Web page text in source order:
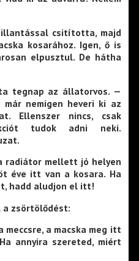
csitította, majd
kosarához. Igen, ő is
elpusztul. De hátha
tegnap az állatorvos. —
már nemigen heveri ki az
Ellenszer nincs, csak
tudok adni neki.
radiátor mellett jó helyen
éve itt van a kosara. Ha
hadd aludjon el itt!
a zsörtölődést:
meccsre, a macska meg itt
annyira szereted, miért